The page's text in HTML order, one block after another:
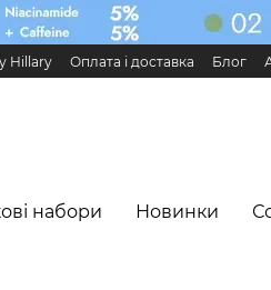
Hillary Оплата і доставка Блог
Обмін та повернення Публічна
набори Новинки